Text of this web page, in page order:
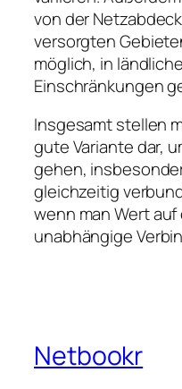
von der
versorgten
möglich, in
Einschränkungen
Insgesamt stellen
gute Variante dar,
gehen,
gleichzeitig
wenn man Wert
unabhängige
Netbookr